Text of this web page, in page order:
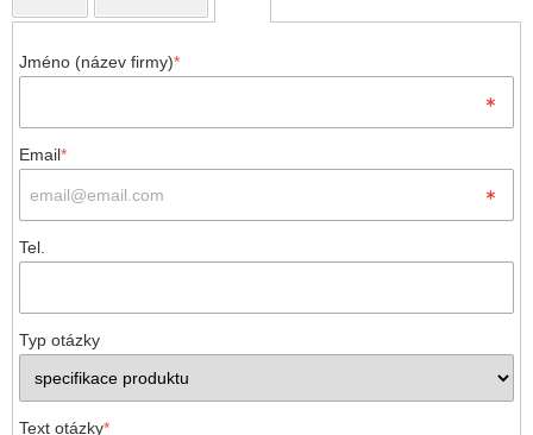
Jméno (název firmy)*
Email*
Tel.
Typ otázky
Text otázky*